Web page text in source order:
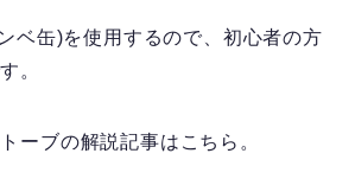
ベ缶)を使用するので、初心者の方
。
ーブの解説記事はこちら。